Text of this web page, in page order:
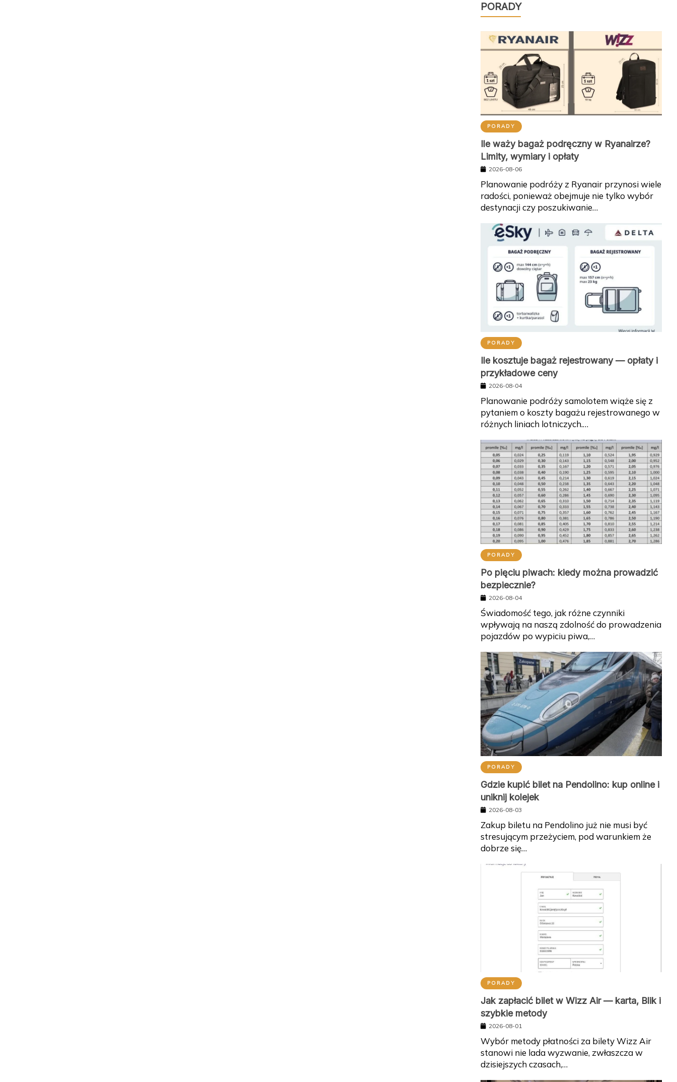
PORADY
PORADY
Ile waży bagaż podręczny w Ryanairze?
Limity, wymiary i opłaty
2026-08-06
Planowanie podróży z Ryanair przynosi wiele
radości, ponieważ obejmuje nie tylko wybór
destynacji czy poszukiwanie…
PORADY
Ile kosztuje bagaż rejestrowany — opłaty i
przykładowe ceny
2026-08-04
Planowanie podróży samolotem wiąże się z
pytaniem o koszty bagażu rejestrowanego w
różnych liniach lotniczych.…
PORADY
Po pięciu piwach: kiedy można prowadzić
bezpiecznie?
2026-08-04
Świadomość tego, jak różne czynniki
wpływają na naszą zdolność do prowadzenia
pojazdów po wypiciu piwa,…
PORADY
Gdzie kupić bilet na Pendolino: kup online i
uniknij kolejek
2026-08-03
Zakup biletu na Pendolino już nie musi być
stresującym przeżyciem, pod warunkiem że
dobrze się…
PORADY
Jak zapłacić bilet w Wizz Air — karta, Blik i
szybkie metody
2026-08-01
Wybór metody płatności za bilety Wizz Air
stanowi nie lada wyzwanie, zwłaszcza w
dzisiejszych czasach,…